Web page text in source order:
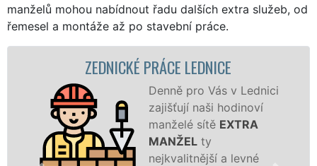
manželů mohou nabídnout řadu dalších extra služeb, od
řemesel a montáže až po stavební práce.
ZEDNICKÉ PRÁCE LEDNICE
Denně pro Vás v Lednici
zajišťují naši hodinoví
manželé sítě
EXTRA
MANŽELty
nejkvalitnější a levné